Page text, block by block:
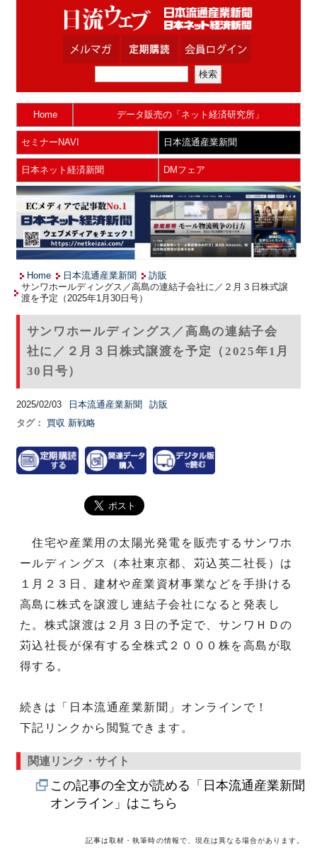
Home データ販売の「ネット経済研究所」
セミナーNAVI 日本流通産業新聞
日本ネット経済新聞 DMフェア
Home 日本流通産業新聞
訪販
サンワホールディングス／高島の連結子会社に／２月３日株式譲
渡を予定（2025年1月30日号）
サンワホールディングス／高島の連結子会
社に／２月３日株式譲渡を予定（2025年1月
30日号）
2025/02/03 日本流通産業新聞
訪販
タグ：
買収 新戦略
住宅や産業用の太陽光発電を販売するサンワホ
ールディングス（本社東京都、苅込英二社長）は
１月２３日、建材や産業資材事業などを手掛ける
高島に株式を譲渡し連結子会社になると発表し
た。株式譲渡は２月３日の予定で、サンワＨＤの
苅込社長が保有する全株式２０００株を高島が取
得する。
続きは「日本流通産業新聞」オンラインで！
下記リンクから閲覧できます。
関連リンク・サイト
この記事の全文が読める「日本流通産業新聞
オンライン」はこちら
記事は取材・執筆時の情報で、現在は異なる場合があります。